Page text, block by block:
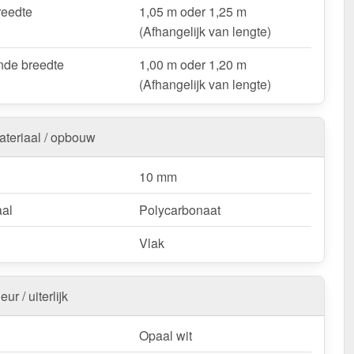
loodsenhallen
– Lichtstraat voor industriële
& deurluifels– Natuurlijk licht & bescherming.
& bootoverkappingen– Robuust & weersbestendig.
& tuinconstructies– Licht & duurzaam.
uw Alumon lichtstraat | Type 1/7 – Inclusief
en met 10 jaar UV-bestendigheid, lichttransmissie,
stijfheid garantie!
& duurzaam – perfect voor elk project!
Kopschotten optioneel te bestellen.
1,05 m oder 1,25 m
(Afhangelijk van lengte)
breedte
1,00 m oder 1,20 m
(Afhangelijk van lengte)
/ opbouw
10 mm
Polycarbonaat
Vlak
/ uiterlijk
Opaal wit